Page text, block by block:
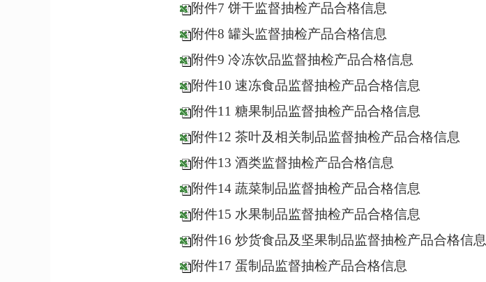
附件7 饼干监督抽检产品合格信息
附件8 罐头监督抽检产品合格信息
附件9 冷冻饮品监督抽检产品合格信息
附件10 速冻食品监督抽检产品合格信息
附件11 糖果制品监督抽检产品合格信息
附件12 茶叶及相关制品监督抽检产品合格信息
附件13 酒类监督抽检产品合格信息
附件14 蔬菜制品监督抽检产品合格信息
附件15 水果制品监督抽检产品合格信息
附件16 炒货食品及坚果制品监督抽检产品合格信息
附件17 蛋制品监督抽检产品合格信息